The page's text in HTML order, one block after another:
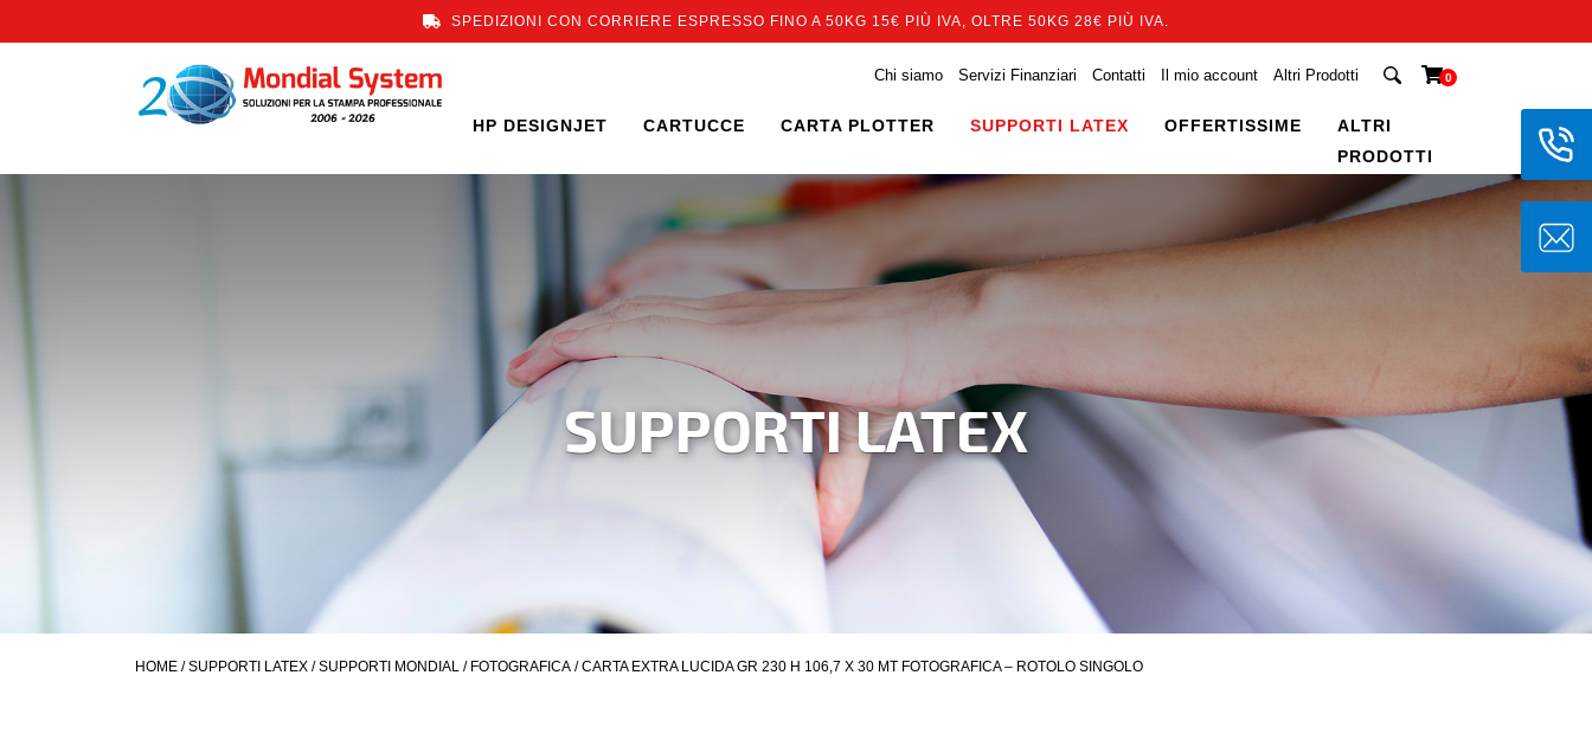
SPEDIZIONI CON CORRIERE ESPRESSO FINO A 50KG 15€ PIÙ IVA, OLTRE 50KG 28€ PIÙ IVA.
0
Chi siamo Servizi Finanziari Contatti Il mio account Altri Prodotti
HP DESIGNJET CARTUCCE CARTA PLOTTER SUPPORTI LATEX OFFERTISSIME
ALTRI
PRODOTTI
SUPPORTI LATEX
HOME /SUPPORTI LATEX /SUPPORTI MONDIAL / FOTOGRAFICA / CARTA EXTRA LUCIDA GR 230 H 106,7 X 30 MT FOTOGRAFICA – ROTOLO SINGOLO